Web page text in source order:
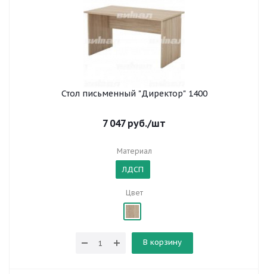
Стол письменный "Директор" 1400
7 047руб./шт
Материал
ЛДСП
Цвет
В корзину